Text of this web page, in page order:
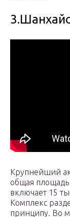
Крупнейший
общая площадь
включает 15
Комплекс
принципу. Во